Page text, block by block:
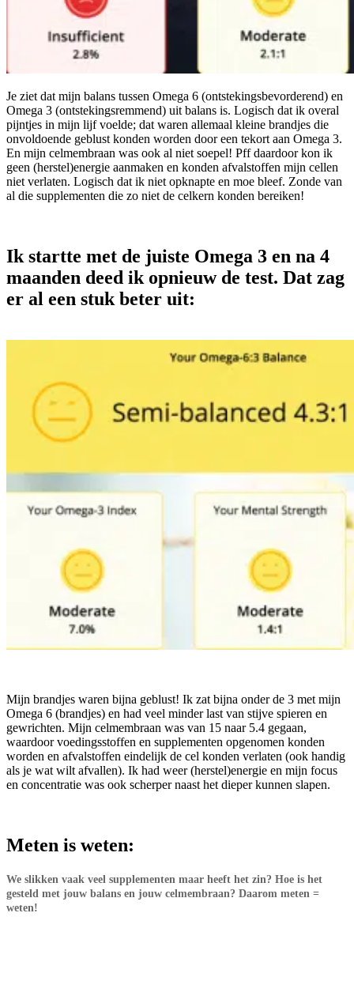
Je ziet dat mijn balans tussen Omega 6 (ontstekingsbevorderend) en
Omega 3 (ontstekingsremmend) uit balans is. Logisch dat ik overal
pijntjes in mijn lijf voelde; dat waren allemaal kleine brandjes die
onvoldoende geblust konden worden door een tekort aan Omega 3.
En mijn celmembraan was ook al niet soepel! Pff daardoor kon ik
geen (herstel)energie aanmaken en konden afvalstoffen mijn cellen
niet verlaten. Logisch dat ik niet opknapte en moe bleef. Zonde van
al die supplementen die zo niet de celkern konden bereiken!
Ik startte met de juiste Omega 3 en na 4
maanden deed ik opnieuw de test. Dat zag
er al een stuk beter uit:
Mijn brandjes waren bijna geblust! Ik zat bijna onder de 3 met mijn
Omega 6 (brandjes) en had veel minder last van stijve spieren en
gewrichten. Mijn celmembraan was van 15 naar 5.4 gegaan,
waardoor voedingsstoffen en supplementen opgenomen konden
worden en afvalstoffen eindelijk de cel konden verlaten (ook handig
als je wat wilt afvallen). Ik had weer (herstel)energie en mijn focus
en concentratie was ook scherper naast het dieper kunnen slapen.
Meten is weten:
We slikken vaak veel supplementen maar heeft het zin? Hoe is het
gesteld met jouw balans en jouw celmembraan? Daarom meten =
weten!